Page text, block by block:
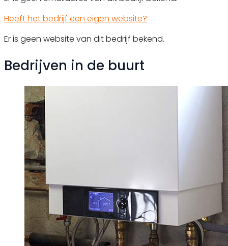
Heeft het bedrijf een eigen website?
Er is geen website van dit bedrijf bekend.
Bedrijven in de buurt